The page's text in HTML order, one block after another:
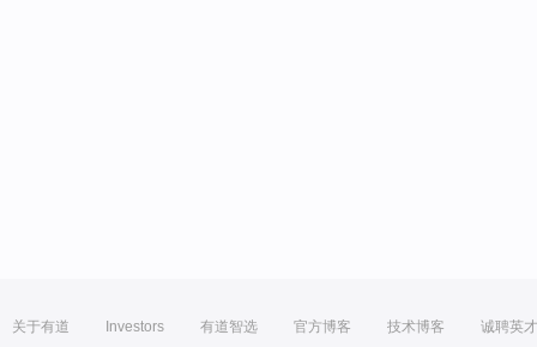
关于有道 Investors 有道智选 官方博客 技术博客 诚聘英才